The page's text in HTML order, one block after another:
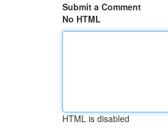
Submit a Comment
No HTML
HTML is disabled